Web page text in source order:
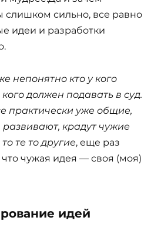
слишком сильно, все равно
идеи и разработки
непонятно кто у кого
должен подавать в суд.
практически уже общие,
крадут чужие
те то другие, еще раз
что чужая идея — своя (моя)
идей